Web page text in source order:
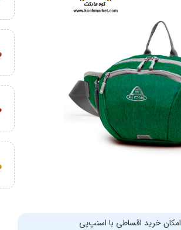
امکان خرید اقساطی با اسنپ‌پی